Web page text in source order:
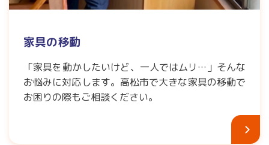
家具の移動
「家具を動かしたいけど、一人ではムリ…」そんな
お悩みに対応します。高松市で大きな家具の移動で
お困りの際もご相談ください。